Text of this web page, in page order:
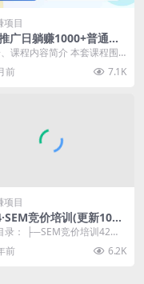
项目
广日躺赚1000+普通人
月躺赚3w+
课程内容简介 本套课程围
推裂变公会长」项目展开，
付费交友...
前 7.1K
项目
竞价培训(更新10
录： ├─SEM竞价培训42期
1节上建立正确的竞价思维
...
前 6.2K